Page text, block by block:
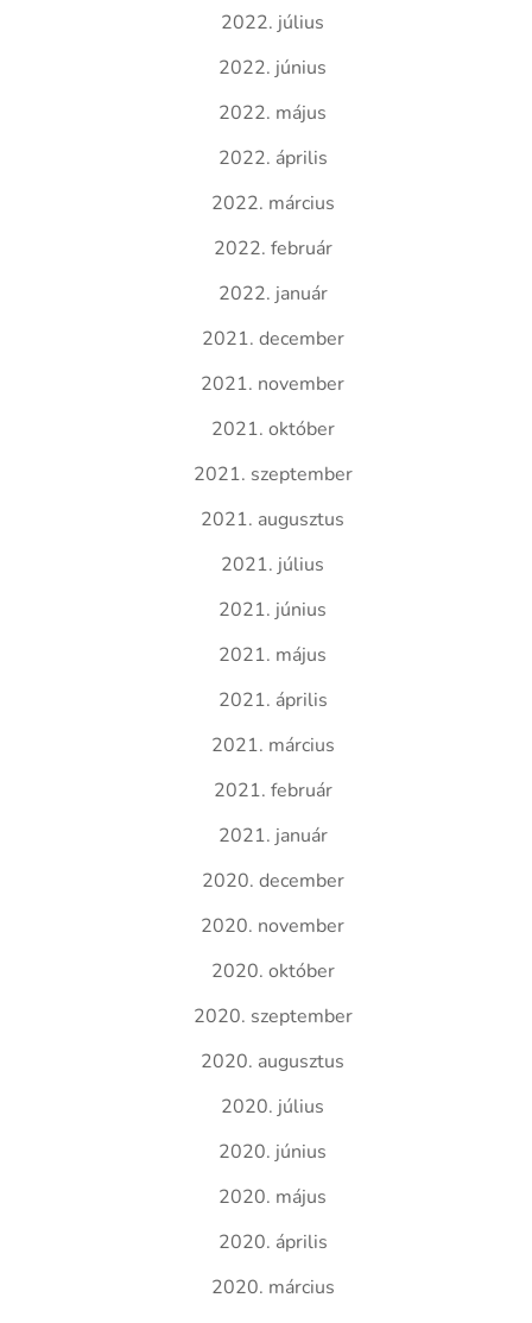
2022. július
2022. június
2022. május
2022. április
2022. március
2022. február
2022. január
2021. december
2021. november
2021. október
2021. szeptember
2021. augusztus
2021. július
2021. június
2021. május
2021. április
2021. március
2021. február
2021. január
2020. december
2020. november
2020. október
2020. szeptember
2020. augusztus
2020. július
2020. június
2020. május
2020. április
2020. március